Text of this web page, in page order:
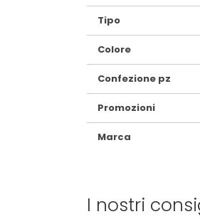
Tipo
Colore
Confezione pz
Promozioni
Marca
I nostri